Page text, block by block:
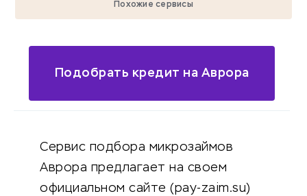
Похожие сервисы
Подобрать кредит на Аврора
Сервис подбора микрозаймов
Аврора предлагает на своем
официальном сайте (pay-zaim.su)